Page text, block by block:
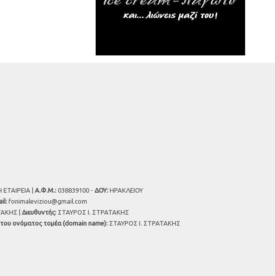
| Α.Φ.Μ.: 038839100 - ΔΟΥ: ΗΡΑΚΛΕΙΟΥ
fonimaleviziou@gmail.com
| Διευθυντής: ΣΤΑΥΡΟΣ Ι. ΣΤΡΑΤΑΚΗΣ
του ονόματος τομέα (domain name): ΣΤΑΥΡΟΣ Ι. ΣΤΡΑΤΑΚΗΣ